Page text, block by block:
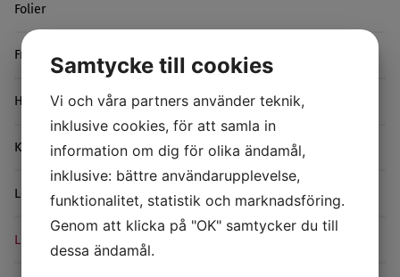
Folier
Friktionsreducerande taper
Halkskydd
Kardborre
Leap Tape
Lim
Samtycke till cookies
Vi och våra partners använder teknik,
inklusive cookies, för att samla in
information om dig för olika ändamål,
inklusive: bättre användarupplevelse,
funktionalitet, statistik och marknadsföring.
Genom att klicka på "OK" samtycker du till
dessa ändamål.